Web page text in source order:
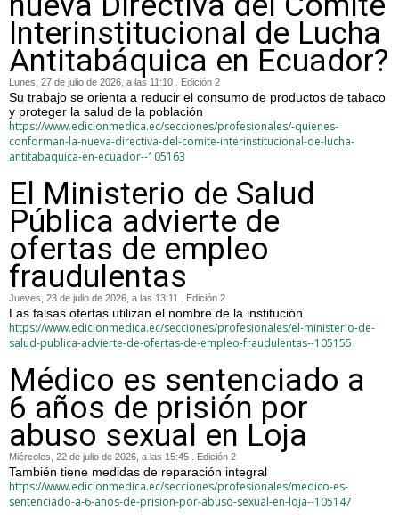
Interinstitucional de Lucha
Antitabáquica en Ecuador?
Lunes, 27 de julio de 2026, a las 11:10 . Edición 2
Su trabajo se orienta a reducir el consumo de productos de tabaco
y proteger la salud de la población
https://www.edicionmedica.ec/secciones/profesionales/-quienes-
conforman-la-nueva-directiva-del-comite-interinstitucional-de-lucha-
antitabaquica-en-ecuador--105163
El Ministerio de Salud
Pública advierte de
ofertas de empleo
fraudulentas
Jueves, 23 de julio de 2026, a las 13:11 . Edición 2
Las falsas ofertas utilizan el nombre de la institución
https://www.edicionmedica.ec/secciones/profesionales/el-ministerio-de-
salud-publica-advierte-de-ofertas-de-empleo-fraudulentas--105155
Médico es sentenciado a
6 años de prisión por
abuso sexual en Loja
Miércoles, 22 de julio de 2026, a las 15:45 . Edición 2
También tiene medidas de reparación integral
https://www.edicionmedica.ec/secciones/profesionales/medico-es-
sentenciado-a-6-anos-de-prision-por-abuso-sexual-en-loja--105147